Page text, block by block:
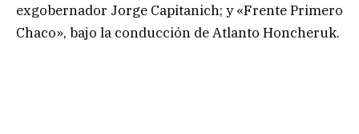
exgobernador Jorge Capitanich; y «Frente Primero
Chaco», bajo la conducción de Atlanto Honcheruk.